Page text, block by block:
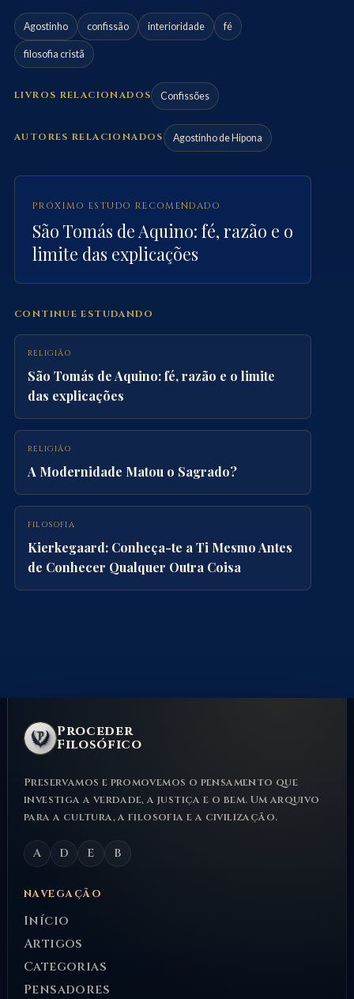
Agostinho confissão interioridade fé
filosofia cristã
LIVROS RELACIONADOS Confissões
AUTORES RELACIONADOS Agostinho de Hipona
PRÓXIMO ESTUDO RECOMENDADO
São Tomás de Aquino: fé, razão e o
limite das explicações
CONTINUE ESTUDANDO
RELIGIÃO
São Tomás de Aquino: fé, razão e o limite
das explicações
RELIGIÃO
A Modernidade Matou o Sagrado?
FILOSOFIA
Kierkegaard: Conheça-te a Ti Mesmo Antes
de Conhecer Qualquer Outra Coisa
Proceder
Filosófico
Preservamos e promovemos o pensamento que
investiga a verdade, a justiça e o bem. Um arquivo
para a cultura, a filosofia e a civilização.
A D E B
NAVEGAÇÃO
Início
Artigos
Categorias
Pensadores